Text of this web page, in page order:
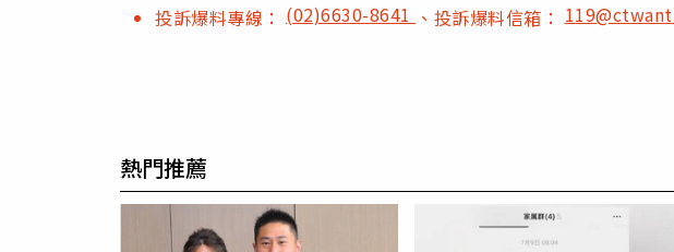
投訴爆料專線： (02)6630-8641 、投訴爆料信箱：
熱門推薦